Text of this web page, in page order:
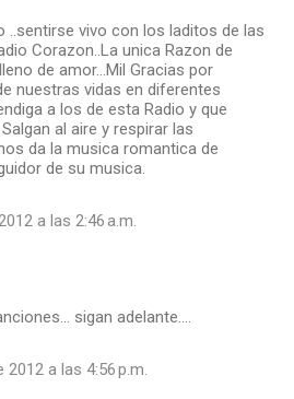
..sentirse vivo con los laditos de las
Corazon..La unica Razon de
de amor...Mil Gracias por
nuestras vidas en diferentes
a los de esta Radio y que
al aire y respirar las
da la musica romantica de
de su musica.
a las 2:46 a.m.
sigan adelante....
2012 a las 4:56 p.m.